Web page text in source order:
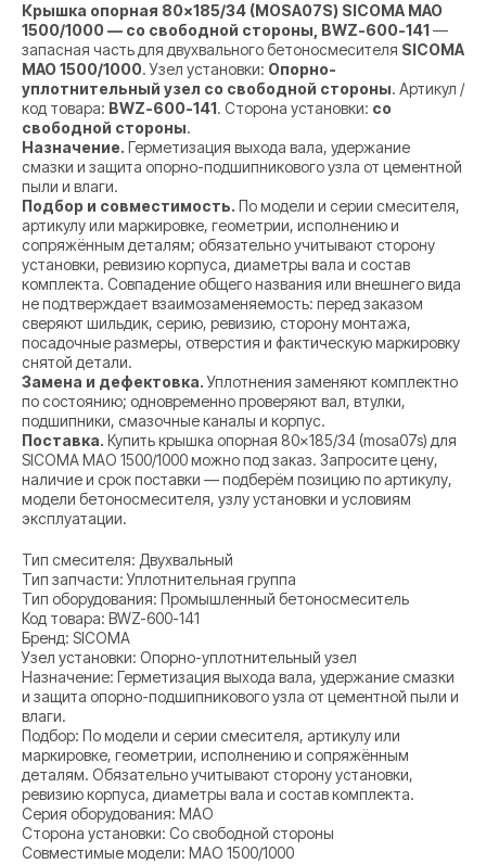
Крышка опорная 80×185/34 (MOSA07S) SICOMA MAO
1500/1000 — со свободной стороны, BWZ-600-141—
запасная часть для двухвального бетоносмесителя SICOMA
MAO 1500/1000. Узел установки: Опорно-
уплотнительный узел со свободной стороны. Артикул /
код товара: BWZ-600-141. Сторона установки: со
свободной стороны.
Назначение. Герметизация выхода вала, удержание
смазки и защита опорно-подшипникового узла от цементной
пыли и влаги.
Подбор и совместимость. По модели и серии смесителя,
артикулу или маркировке, геометрии, исполнению и
сопряжённым деталям; обязательно учитывают сторону
установки, ревизию корпуса, диаметры вала и состав
комплекта. Совпадение общего названия или внешнего вида
не подтверждает взаимозаменяемость: перед заказом
сверяют шильдик, серию, ревизию, сторону монтажа,
посадочные размеры, отверстия и фактическую маркировку
снятой детали.
Замена и дефектовка.Уплотнения заменяют комплектно
по состоянию; одновременно проверяют вал, втулки,
подшипники, смазочные каналы и корпус.
Поставка. Купить крышка опорная 80×185/34 (mosa07s) для
SICOMA MAO 1500/1000 можно под заказ. Запросите цену,
наличие и срок поставки — подберём позицию по артикулу,
модели бетоносмесителя, узлу установки и условиям
эксплуатации.
Тип смесителя: Двухвальный
Тип запчасти: Уплотнительная группа
Тип оборудования: Промышленный бетоносмеситель
Код товара: BWZ-600-141
Бренд: SICOMA
Узел установки: Опорно-уплотнительный узел
Назначение: Герметизация выхода вала, удержание смазки
и защита опорно-подшипникового узла от цементной пыли и
влаги.
Подбор: По модели и серии смесителя, артикулу или
маркировке, геометрии, исполнению и сопряжённым
деталям. Обязательно учитывают сторону установки,
ревизию корпуса, диаметры вала и состав комплекта.
Серия оборудования: MAO
Сторона установки: Со свободной стороны
Совместимые модели: MAO 1500/1000